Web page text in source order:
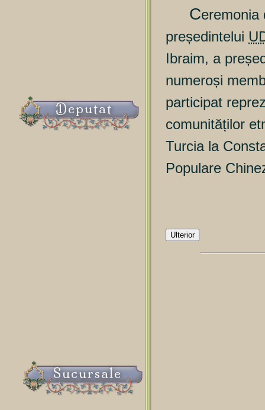
Deputat
Sucursale
Ceremonia
președintelui
Ibraim, a
numeroși
participat
comunităților
Turcia la
Populare
Ulterior